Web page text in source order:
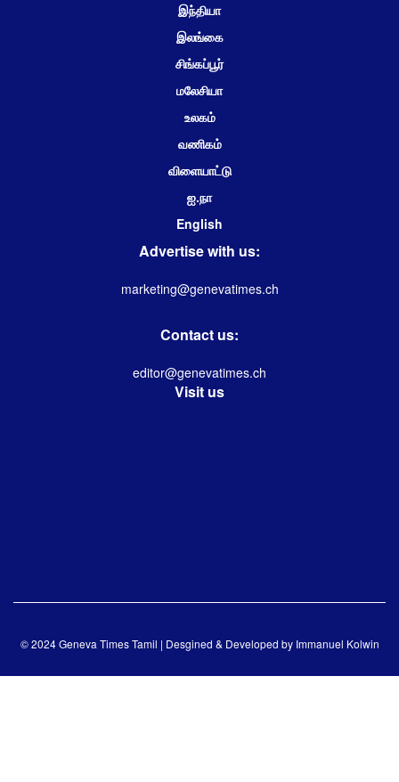
இந்தியா
இலங்கை
சிங்கப்பூர்
மலேசியா
உலகம்
வணிகம்
விளையாட்டு
ஐ.நா
English
Advertise with us:
marketing@genevatimes.ch
Contact us:
editor@genevatimes.ch
Visit us
© 2024 Geneva Times Tamil | Desgined & Developed by Immanuel Kolwin